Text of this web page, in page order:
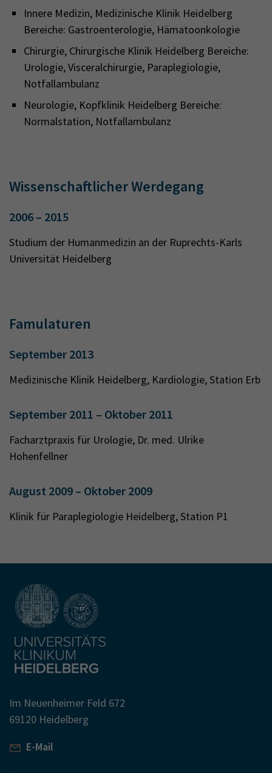
Innere Medizin, Medizinische Klinik Heidelberg
Bereiche: Gastroenterologie, Hämatoonkologie
Chirurgie, Chirurgische Klinik Heidelberg Bereiche:
Urologie, Visceralchirurgie, Paraplegiologie,
Notfallambulanz
Neurologie, Kopfklinik Heidelberg Bereiche:
Normalstation, Notfallambulanz
Wissenschaftlicher Werdegang
2006 – 2015
Studium der Humanmedizin an der Ruprechts-Karls
Universität Heidelberg
Famulaturen
September 2013
Medizinische Klinik Heidelberg, Kardiologie, Station Erb
September 2011 – Oktober 2011
Facharztpraxis für Urologie, Dr. med. Ulrike
Hohenfellner
August 2009 – Oktober 2009
Klinik für Paraplegiologie Heidelberg, Station P1
Im Neuenheimer Feld 672
69120 Heidelberg
E-Mail